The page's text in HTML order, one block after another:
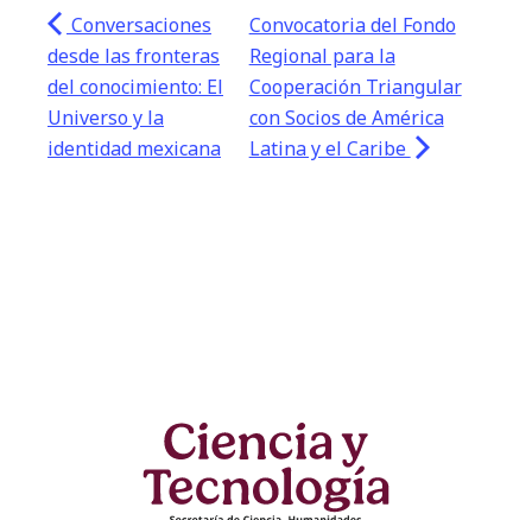
Conversaciones
desde las fronteras
del conocimiento: El
Universo y la
identidad mexicana
Convocatoria del Fondo
Regional para la
Cooperación Triangular
con Socios de América
Latina y el Caribe